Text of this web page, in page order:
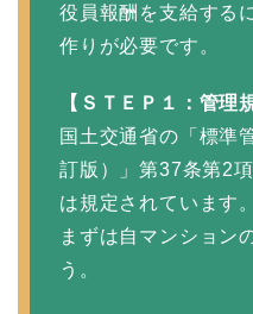
役員報酬を支給する
作りが必要です。
【ＳＴＥＰ１：管理
国土交通省の「標準
訂版）」第37条第2
は規定されています。
まずは自マンション
う。